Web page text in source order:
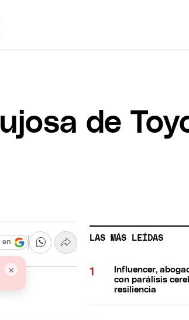
de
×
en LAS MÁS LEÍDAS
Influencer,
con parálisis
resiliencia